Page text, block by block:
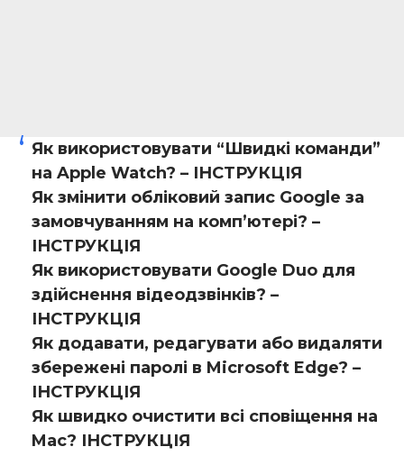
Як використовувати “Швидкі команди”
на Apple Watch? – ІНСТРУКЦІЯ
Як змінити обліковий запис Google за
замовчуванням на комп’ютері? –
ІНСТРУКЦІЯ
Як використовувати Google Duo для
здійснення відеодзвінків? –
ІНСТРУКЦІЯ
Як додавати, редагувати або видаляти
збережені паролі в Microsoft Edge? –
ІНСТРУКЦІЯ
Як швидко очистити всі сповіщення на
Mac? ІНСТРУКЦІЯ